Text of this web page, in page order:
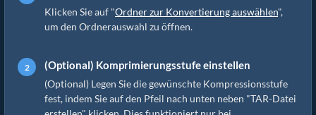
Klicken Sie auf "Ordner zur Konvertierung auswählen",
um den Ordnerauswahl zu öffnen.
(Optional) Komprimierungsstufe einstellen
(Optional) Legen Sie die gewünschte Kompressionsstufe
fest, indem Sie auf den Pfeil nach unten neben "TAR-Datei